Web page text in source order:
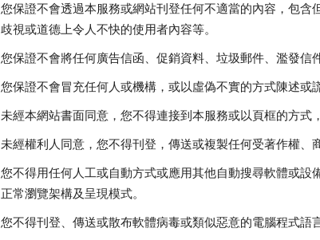
您保證不會透過本服務或網站刊登任何不適當的內容，包
歧視或道德上令人不快的使用者內容等。
您保證不會將任何廣告信函、促銷資料、垃圾郵件、濫發信
您保證不會冒充任何人或機構，或以虛偽不實的方式陳述或
未經本網站書面同意，您不得連接到本服務或以頁框的方式
未經權利人同意，您不得刊登，傳送或複製任何受著作權、
您不得用任何人工或自動方式或應用其他自動搜尋軟體或
正常瀏覽架構及呈現模式。
您不得刊登、傳送或散布軟體病毒或類似惡意的電腦程式語